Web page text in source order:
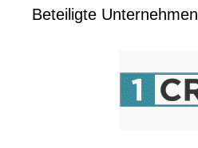
Beteiligte Unternehmen